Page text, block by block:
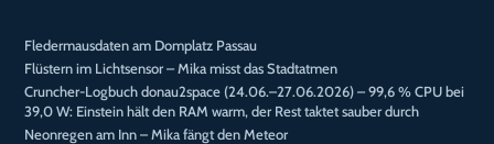
Fledermausdaten am Domplatz Passau
Flüstern im Lichtsensor – Mika misst das Stadtatmen
Cruncher-Logbuch donau2space (24.06.–27.06.2026) – 99,6 % CPU bei
39,0 W: Einstein hält den RAM warm, der Rest taktet sauber durch
Neonregen am Inn – Mika fängt den Meteor